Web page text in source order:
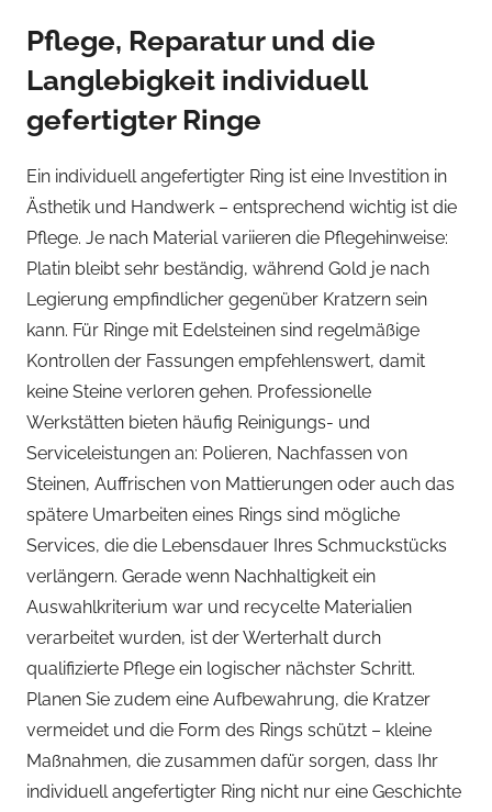
Pflege, Reparatur und die
Langlebigkeit individuell
gefertigter Ringe
Ein individuell angefertigter Ring ist eine Investition in
Ästhetik und Handwerk – entsprechend wichtig ist die
Pflege. Je nach Material variieren die Pflegehinweise:
Platin bleibt sehr beständig, während Gold je nach
Legierung empfindlicher gegenüber Kratzern sein
kann. Für Ringe mit Edelsteinen sind regelmäßige
Kontrollen der Fassungen empfehlenswert, damit
keine Steine verloren gehen. Professionelle
Werkstätten bieten häufig Reinigungs- und
Serviceleistungen an: Polieren, Nachfassen von
Steinen, Auffrischen von Mattierungen oder auch das
spätere Umarbeiten eines Rings sind mögliche
Services, die die Lebensdauer Ihres Schmuckstücks
verlängern. Gerade wenn Nachhaltigkeit ein
Auswahlkriterium war und recycelte Materialien
verarbeitet wurden, ist der Werterhalt durch
qualifizierte Pflege ein logischer nächster Schritt.
Planen Sie zudem eine Aufbewahrung, die Kratzer
vermeidet und die Form des Rings schützt – kleine
Maßnahmen, die zusammen dafür sorgen, dass Ihr
individuell angefertigter Ring nicht nur eine Geschichte